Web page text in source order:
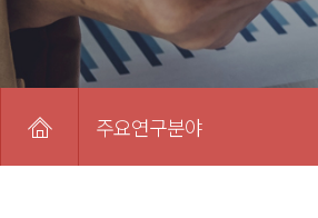
주요연구분야